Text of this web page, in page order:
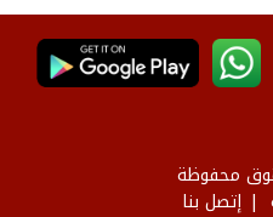
محفوظة
إتصل بنا